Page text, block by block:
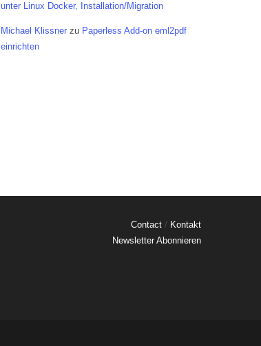
unter Linux Docker, Installation/Migration
Michael Klissner zu Paperless Add-on eml2pdf
einrichten
Contact/ Kontakt
Newsletter Abonnieren